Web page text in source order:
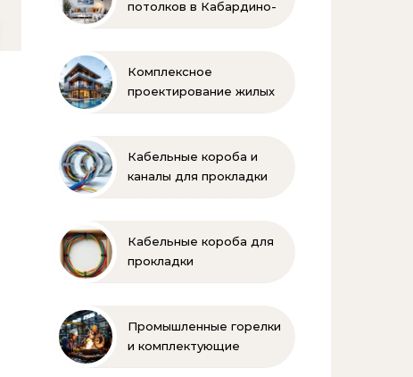
потолков в Кабардино-
Комплексное
проектирование жилых
Кабельные короба и
каналы для прокладки
Кабельные короба для
прокладки
Промышленные горелки
и комплектующие